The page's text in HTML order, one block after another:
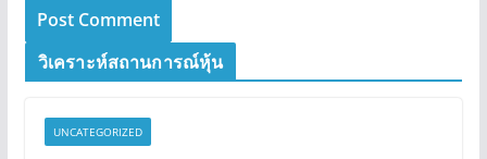
วิเคราะห์สถานการณ์หุ้น
UNCATEGORIZED